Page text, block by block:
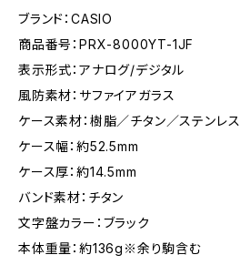
ブランド：CASIO
商品番号：PRX-8000YT-1JF
表示形式：アナログ/デジタル
風防素材：サファイアガラス
ケース素材：樹脂／チタン／ステンレ
ケース幅：約52.5mm
ケース厚：約14.5mm
バンド素材：チタン
文字盤カラー：ブラック
本体重量：約136g※余り駒含む